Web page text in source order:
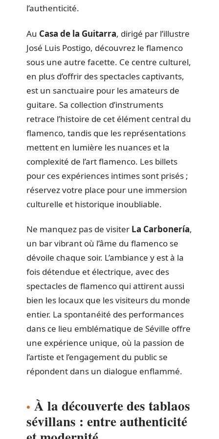
l’authenticité.
Au Casa de la Guitarra, dirigé par l’illustre
José Luis Postigo, découvrez le flamenco
sous une autre facette. Ce centre culturel,
en plus d’offrir des spectacles captivants,
est un sanctuaire pour les amateurs de
guitare. Sa collection d’instruments
retrace l’histoire de cet élément central du
flamenco, tandis que les représentations
mettent en lumière les nuances et la
complexité de l’art flamenco. Les billets
pour ces expériences intimes sont prisés ;
réservez votre place pour une immersion
culturelle et historique inoubliable.
Ne manquez pas de visiter La Carbonería,
un bar vibrant où l’âme du flamenco se
dévoile chaque soir. L’ambiance y est à la
fois détendue et électrique, avec des
spectacles de flamenco qui attirent aussi
bien les locaux que les visiteurs du monde
entier. La spontanéité des performances
dans ce lieu emblématique de Séville offre
une expérience unique, où la passion de
l’artiste et l’engagement du public se
répondent dans un dialogue enflammé.
À la découverte des tablaos
sévillans : entre authenticité